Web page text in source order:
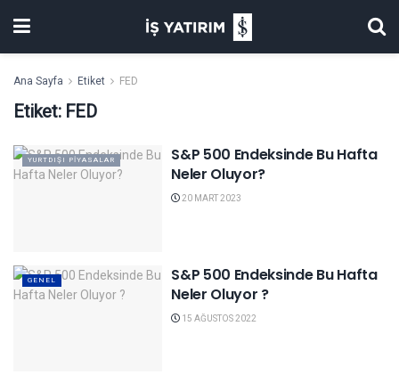
Ana Sayfa Etiket FED
Etiket: FED
YURTDIŞI PIYASALAR
S&P 500 Endeksinde Bu Hafta
Neler Oluyor?
20 MART 2023
GENEL
S&P 500 Endeksinde Bu Hafta
Neler Oluyor ?
15 AĞUSTOS 2022